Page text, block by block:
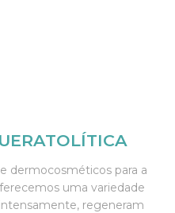
dermocosméticos para a
uma variedade
regeneram